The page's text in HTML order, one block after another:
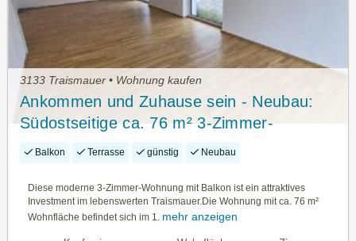
3133 Traismauer • Wohnung kaufen
Ankommen und Zuhause sein - Neubau:
Südostseitige ca. 76 m² 3-Zimmer-
Wohnung mit Balkon
Balkon Terrasse günstig Neubau
Diese moderne 3-Zimmer-Wohnung mit Balkon ist ein attraktives
Investment im lebenswerten Traismauer.Die Wohnung mit ca. 76 m²
Wohnfläche befindet sich im 1. mehr anzeigen